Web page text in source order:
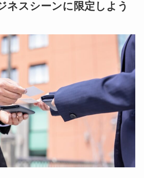
ネスシーンに限定しよう